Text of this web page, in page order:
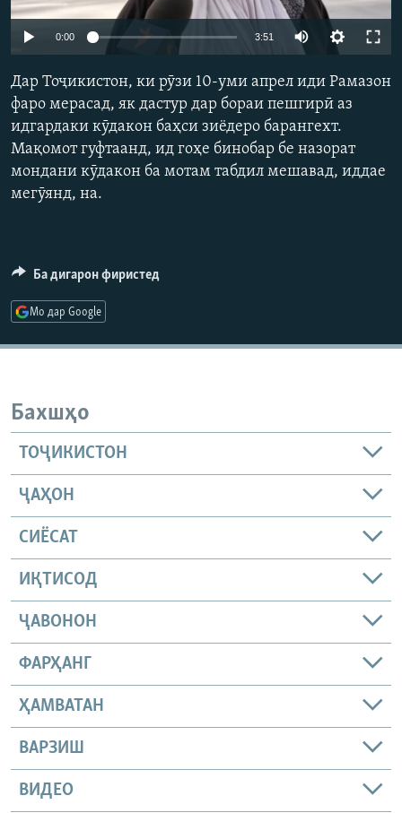
ГУЗОРИШҲОИ РАДИОӢ
Русский
ПАЙГИРӢ КУНЕД
Ҳамаи сомонаҳои RFE/RL
Auto 360p
1080p
0:00 3:51
480p
Дар Тоҷикистон, ки рӯзи 10-уми апрел иди Рамазон
фаро мерасад, як дастур дар бораи пешгирӣ аз
идгардаки кӯдакон баҳси зиёдеро барангехт.
Мақомот гуфтаанд, ид гоҳе бинобар бе назорат
мондани кӯдакон ба мотам табдил мешавад, иддае
мегӯянд, на.
Ба дигарон фиристед
Мо дар Google
Бахшҳо
ТОҶИКИСТОН
ҶАҲОН
СИЁСАТ
ИҚТИСОД
ҶАВОНОН
ФАРҲАНГ
ҲАМВАТАН
ВАРЗИШ
ВИДЕО